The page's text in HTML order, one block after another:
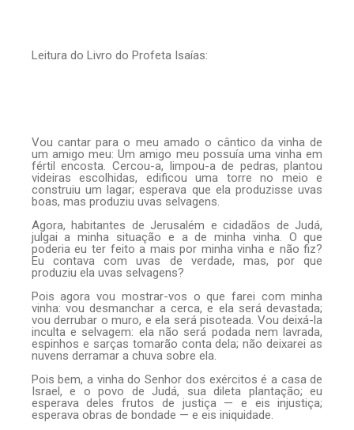
Leitura do Livro do Profeta Isaías:
Vou cantar para o meu amado o cântico da vinha de
um amigo meu: Um amigo meu possuía uma vinha em
fértil encosta. Cercou-a, limpou-a de pedras, plantou
videiras escolhidas, edificou uma torre no meio e
construiu um lagar; esperava que ela produzisse uvas
boas, mas produziu uvas selvagens.
Agora, habitantes de Jerusalém e cidadãos de Judá,
julgai a minha situação e a de minha vinha. O que
poderia eu ter feito a mais por minha vinha e não fiz?
Eu contava com uvas de verdade, mas, por que
produziu ela uvas selvagens?
Pois agora vou mostrar-vos o que farei com minha
vinha: vou desmanchar a cerca, e ela será devastada;
vou derrubar o muro, e ela será pisoteada. Vou deixá-la
inculta e selvagem: ela não será podada nem lavrada,
espinhos e sarças tomarão conta dela; não deixarei as
nuvens derramar a chuva sobre ela.
Pois bem, a vinha do Senhor dos exércitos é a casa de
Israel, e o povo de Judá, sua dileta plantação; eu
esperava deles frutos de justiça — e eis injustiça;
esperava obras de bondade — e eis iniquidade.